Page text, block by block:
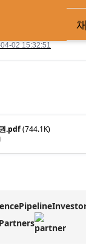
02 15:32:51
.pdf(744.1K)
Pipeline
Partners